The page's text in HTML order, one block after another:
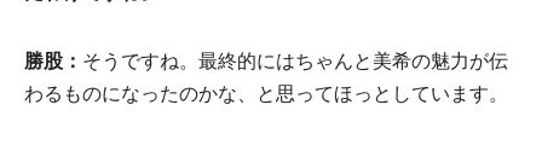
勝股： そうですね。最終的にはちゃんと美希の魅力が伝
わるものになったのかな、と思ってほっとしています。